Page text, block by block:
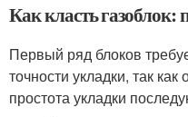
Как класть газоблок:
Первый ряд блоков
точности укладки, так как
простота укладки